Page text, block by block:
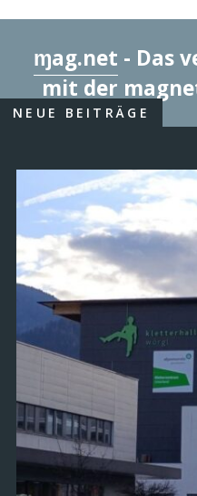
ɱag.net - Das
mit der
NEUE BEITRÄGE